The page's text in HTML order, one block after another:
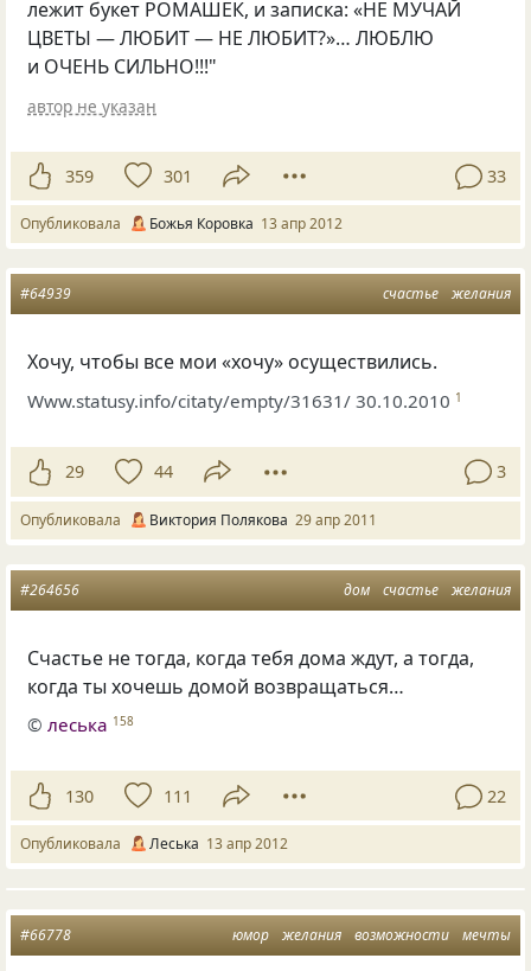
лежит букет РОМАШЕК, и записка: «НЕ МУЧАЙ
ЦВЕТЫ — ЛЮБИТ — НЕ ЛЮБИТ?»… ЛЮБЛЮ
и ОЧЕНЬ СИЛЬНО!!!"
автор не указан
359 301 33
Опубликовала Божья Коровка 13 апр 2012
счастье желания
#64939
Хочу, чтобы все мои «хочу» осуществились.
Www.statusy.info/citaty/empty/31631/ 30.10.2010 1
29 44 3
Опубликовала Виктория Полякова 29 апр 2011
дом счастье желания
#264656
Счастье не тогда, когда тебя дома ждут, а тогда,
когда ты хочешь домой возвращаться…
©леська 158
130 111 22
Опубликовала Леська 13 апр 2012
юмор желания возможности мечты
#66778